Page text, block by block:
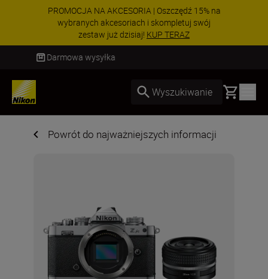
PROMOCJA NA AKCESORIA | Oszczędź 15% na
wybranych akcesoriach i skompletuj swój
zestaw już dzisiaj! KUP TERAZ
Dostawa od 2 do 4 dni roboczych
Wyszukiwanie Basket
Powrót do najważniejszych informacji